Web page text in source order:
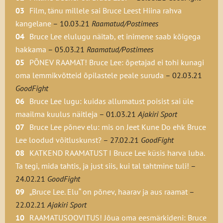
Tema lugemishuvi ei ilmnenud kunagi
heades hinnetes, sest ta keeldus lugemast
kohustuslikku kirjandust. Ta oli iseõppija ja
luges ainult seda, mis teda huvitas –
sõjakunstide ulmelugusid.
Tema katoliku usku pöördunud ema saatis
ta Hongkongi parimatesse
kogudusekoolidesse, kus Lee pani proovile
katoliku vendade halastuse ja andestuse,
kui nood üritasid tema purustavat energiat
asjalikumale eesmärkidele suunata. Nende
pingutused jooksid tühja. Ta oli otsekui
nende Kolgata tee katsumus. Erinevalt oma
vanemast vennast Peterist, kes käitus ja
õppis eeskujulikult, jäeti Bruce samasse
klassi istuma. Vanemate sügavaks häbiks
Film, tänu millele sai Bruce Leest Hiina rahva
kangelane – 10.03.21 Raamatud/Postimees
Bruce Lee elulugu näitab, et inimene saab kõigega
hakkama – 05.03.21 Raamatud/Postimees
PÕNEV RAAMAT! Bruce Lee: õpetajad ei tohi kunagi
oma lemmikvõtteid õpilastele peale suruda – 02.03.21
GoodFight
Bruce Lee lugu: kuidas allumatust poisist sai üle
maailma kuulus näitleja – 01.03.21Ajakiri Sport
Bruce Lee põnev elu: mis on Jeet Kune Do ehk Bruce
Lee loodud võitluskunst? – 27.02.21 GoodFight
KATKEND RAAMATUST I Bruce Lee küsis harva luba.
Ta tegi, mida tahtis, ja just siis, kui tal tahtmine tuli! –
24.02.21 GoodFight
„Bruce Lee. Elu“ on põnev, haarav ja aus raamat –
22.02.21Ajakiri Sport
RAAMATUSOOVITUS! Jõua oma eesmärkideni: Bruce